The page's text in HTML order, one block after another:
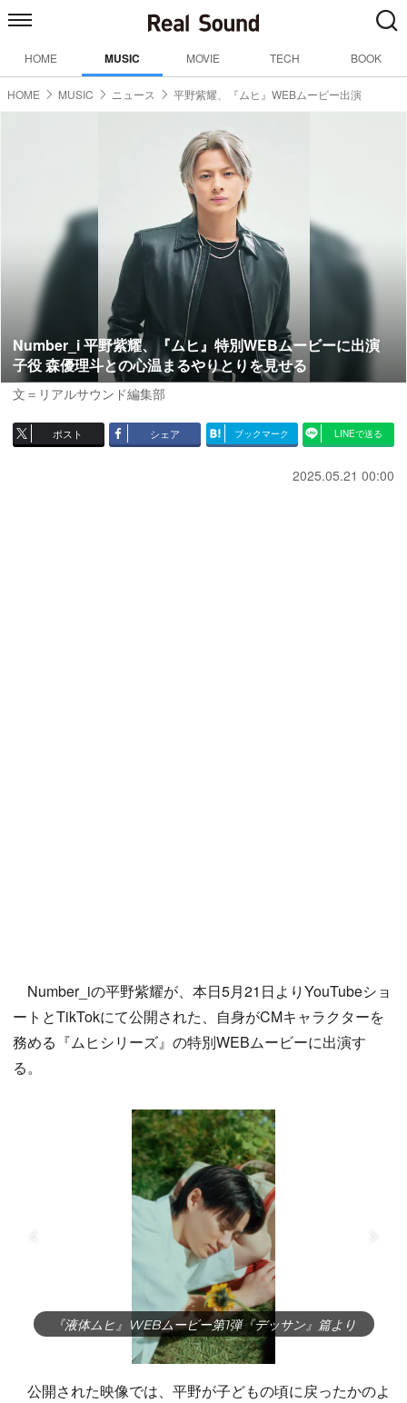
HOME MUSIC MOVIE TECH BOOK
HOME MUSIC ニュース 平野紫耀、『ムヒ』WEBムービー出演
Number_i 平野紫耀、『ムヒ』特別WEBムービーに出演
子役 森優理斗との心温まるやりとりを見せる
文＝リアルサウンド編集部
ポスト シェア ブックマーク LINEで送る
2025.05.21 00:00
Number_iの平野紫耀が、本日5月21日よりYouTubeショ
ートとTikTokにて公開された、自身がCMキャラクターを
務める『ムヒシリーズ』の特別WEBムービーに出演す
る。
『液体ムヒ』WEBムービー第1弾『デッサン』篇より
公開された映像では、平野が子どもの頃に戻ったかのよ